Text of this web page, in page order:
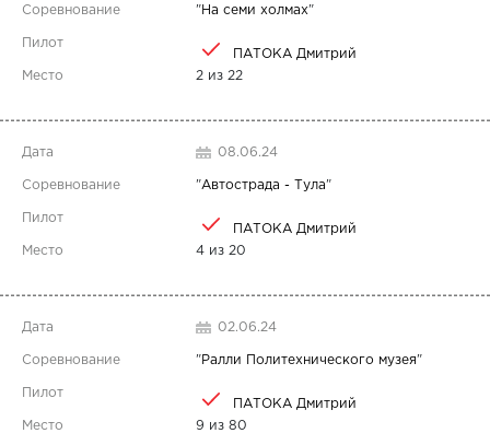
"На семи холмах"
ПАТОКА Дмитрий
2 из 22
08.06.24
"Автострада - Тула"
ПАТОКА Дмитрий
4 из 20
02.06.24
"Ралли Политехнического музея"
ПАТОКА Дмитрий
9 из 80